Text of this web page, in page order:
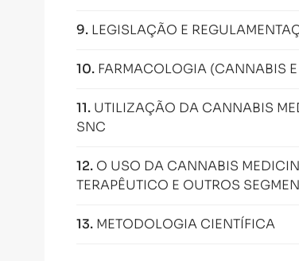
9. LEGISLAÇÃO E
10. FARMACOLOGIA (CANNABIS
11. UTILIZAÇÃO DA CANNABIS
SNC
12. O USO DA CANNABIS
TERAPÊUTICO E OUTROS
13. METODOLOGIA CIENTÍFICA